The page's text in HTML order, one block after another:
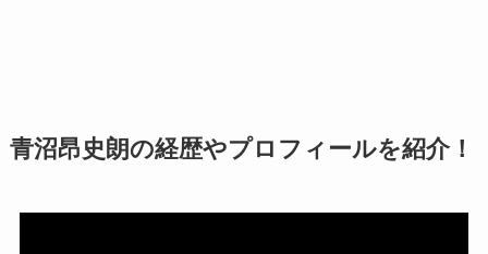
青沼昂史朗の経歴やプロフィールを紹介！